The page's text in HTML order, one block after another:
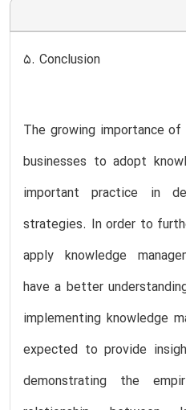
5. Conclusion
The growing importance
businesses to adopt
important practice in
strategies. In order to
apply knowledge
have a better
implementing knowledge
expected to provide
demonstrating the